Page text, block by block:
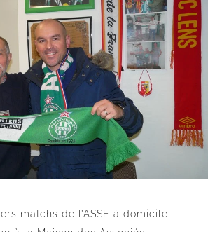
matchs de l’ASSE à domicile,